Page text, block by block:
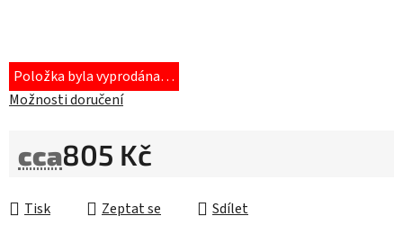
Položka byla vyprodána…
Možnosti doručení
cca805 Kč
Tisk
Zeptat se Sdílet